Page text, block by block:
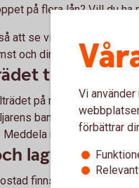
på flera lån? Vill du
att se vilka försäkringar
och din bostad.
till
på mäklarens kontor,
bank. Har du inte
mäklaren i god tid
lagfart
finns det vissa
Vi
förbättrar